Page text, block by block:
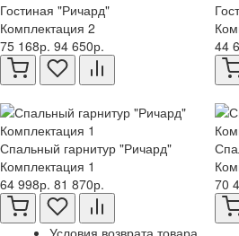
Гостиная "Ричард"
Комплектация 2
75 168р. 94 650р.
44
Спальный гарнитур "Ричард"
Комплектация 1
64 998р. 81 870р.
70
Условия возврата товара